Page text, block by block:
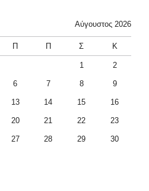
Αύγουστος 2026
Π Π Σ Κ
1 2
6 7 8 9
13 14 15 16
20 21 22 23
27 28 29 30